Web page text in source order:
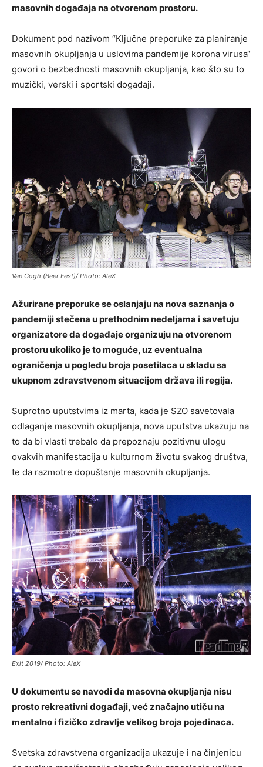
masovnih događaja na otvorenom prostoru.
Dokument pod nazivom “Ključne preporuke za planiranje
masovnih okupljanja u uslovima pandemije korona virusa“
govori o bezbednosti masovnih okupljanja, kao što su to
muzički, verski i sportski događaji.
Van Gogh (Beer Fest)/ Photo: AleX
Ažurirane preporuke se oslanjaju na nova saznanja o
pandemiji stečena u prethodnim nedeljama i savetuju
organizatore da događaje organizuju na otvorenom
prostoru ukoliko je to moguće, uz eventualna
ograničenja u pogledu broja posetilaca u skladu sa
ukupnom zdravstvenom situacijom država ili regija.
Suprotno uputstvima iz marta, kada je SZO savetovala
odlaganje masovnih okupljanja, nova uputstva ukazuju na
to da bi vlasti trebalo da prepoznaju pozitivnu ulogu
ovakvih manifestacija u kulturnom životu svakog društva,
te da razmotre dopuštanje masovnih okupljanja.
Exit 2019/ Photo: AleX
U dokumentu se navodi da masovna okupljanja nisu
prosto rekreativni događaji, već značajno utiču na
mentalno i fizičko zdravlje velikog broja pojedinaca.
Svetska zdravstvena organizacija ukazuje i na činjenicu